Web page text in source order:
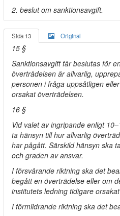
2. beslut om sanktionsavgift.
Sida 13 Original
15 §
Sanktionsavgift får beslutas för
överträdelsen är allvarlig,
personen i fråga uppsåtligen
orsakat överträdelsen.
16 §
Vid valet av ingripande enligt
ta hänsyn till hur allvarlig
har pågått. Särskild hänsyn ska
och graden av ansvar.
I försvårande riktning ska det
begått en överträdelse eller om
institutets ledning tidigare
I förmildrande riktning ska det